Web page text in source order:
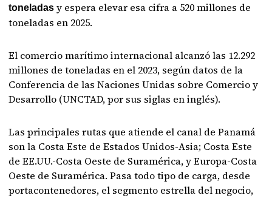
toneladasy espera elevar esa cifra a 520 millones de
toneladas en 2025.
El comercio marítimo internacional alcanzó las 12.292
millones de toneladas en el 2023, según datos de la
Conferencia de las Naciones Unidas sobre Comercio y
Desarrollo (UNCTAD, por sus siglas en inglés).
Las principales rutas que atiende el canal de Panamá
son la Costa Este de Estados Unidos-Asia; Costa Este
de EE.UU.-Costa Oeste de Suramérica, y Europa-Costa
Oeste de Suramérica. Pasa todo tipo de carga, desde
portacontenedores, el segmento estrella del negocio,